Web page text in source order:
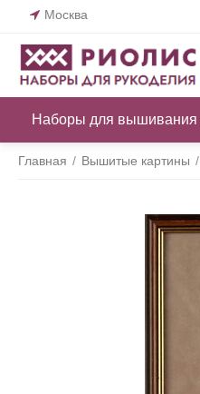
Москва
Наборы для вышивания
Главная / Вышитые картины /